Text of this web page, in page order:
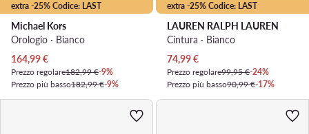
extra -25% Codice: LAST
Michael Kors
Orologio · Bianco
Prezzo attuale
164,99€
Prezzo regolare182,99 €-9%
Prezzo più basso182,99 €-9%
extra -25% Codice: LAST
LAUREN RALPH LAUREN
Cintura · Bianco
Prezzo attuale
74,99€
Prezzo regolare99,95 €-24%
Prezzo più basso90,99 €-17%